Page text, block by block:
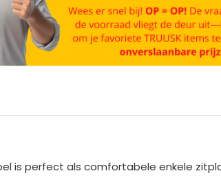
is perfect als comfortabele enkele